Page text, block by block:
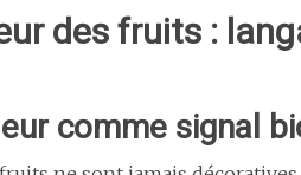
des fruits :
comme signal